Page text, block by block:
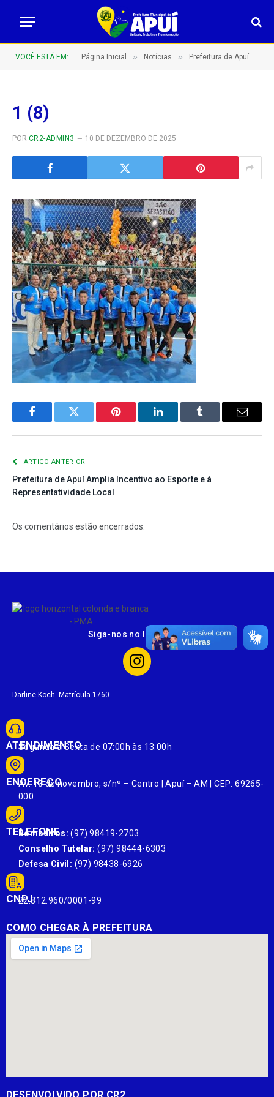
VOCÊ ESTÁ EM: Página Inicial » Notícias » Prefeitura de Apuí Amplia Incentivo ao Esporte e à Representatividade Local
1 (8)
POR CR2-ADMIN3 10 DE DEZEMBRO DE 2025
FacebookTwitter Pinterest LinkedInTumblr
E-
ARTIGO ANTERIOR
Prefeitura de Apuí Amplia Incentivo ao Esporte e à
Representatividade Local
Os comentários estão encerrados.
Siga-nos no Instagram
Darline Koch. Matrícula 1760
ATENDIMENTO
Segunda à Sexta de 07:00h às 13:00h
ENDEREÇO
Av. 13 de novembro, s/nº – Centro | Apuí – AM | CEP: 69265-
000
TELEFONE
Bombeiros: (97) 98419-2703
Conselho Tutelar: (97) 98444-6303
Defesa Civil: (97) 98438-6926
CNPJ:
22.812.960/0001-99
COMO CHEGAR À PREFEITURA